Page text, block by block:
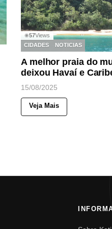
◉57Views
CIDADES
NOTICIAS
A melhor praia do
deixou Havaí e
15/08/2025
Veja Mais